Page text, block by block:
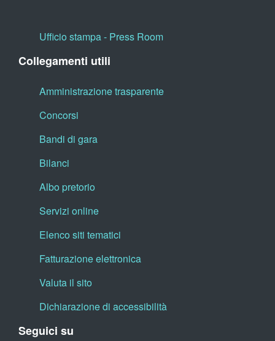
Ufficio stampa - Press Room
Collegamenti utili
Amministrazione trasparente
Concorsi
Bandi di gara
Bilanci
Albo pretorio
Servizi online
Elenco siti tematici
Fatturazione elettronica
Valuta il sito
Dichiarazione di accessibilità
Seguici su